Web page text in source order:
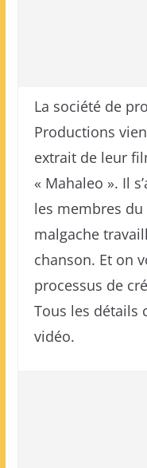
La société de
Productions
extrait de leur
« Mahaleo ». Il
les membres
malgache
chanson. Et on
processus de
Tous les détails
vidéo.